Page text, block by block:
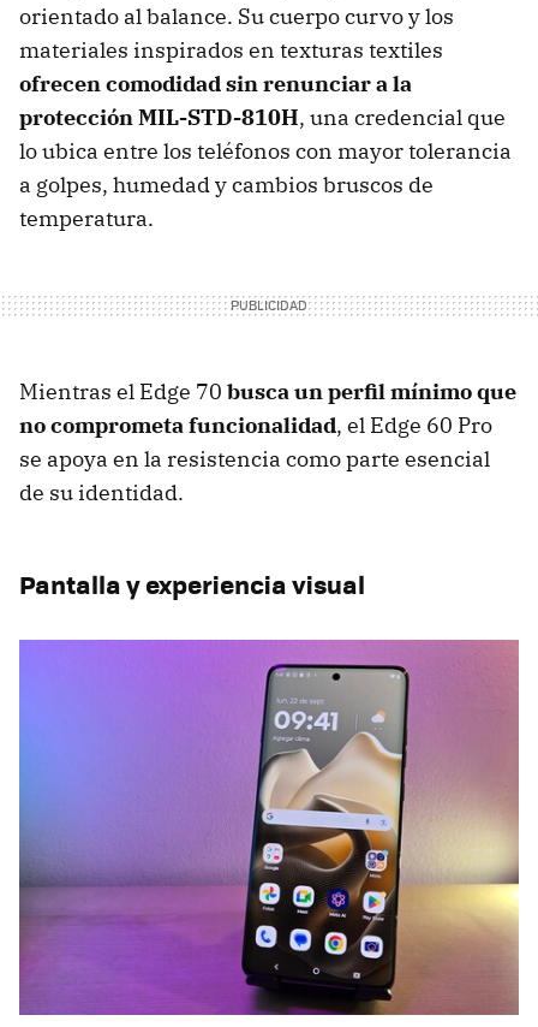
orientado al balance. Su cuerpo curvo y los
materiales inspirados en texturas textiles
ofrecen comodidad sin renunciar a la
protección MIL-STD-810H, una credencial que
lo ubica entre los teléfonos con mayor tolerancia
a golpes, humedad y cambios bruscos de
temperatura.
Mientras el Edge 70 busca un perfil mínimo que
no comprometa funcionalidad, el Edge 60 Pro
se apoya en la resistencia como parte esencial
de su identidad.
Pantalla y experiencia visual